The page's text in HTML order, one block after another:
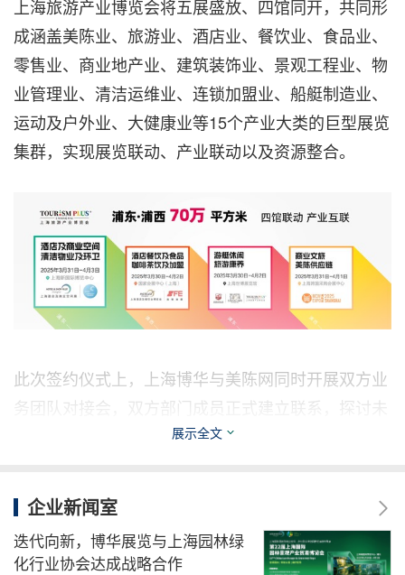
上海旅游产业博览会将五展盛放、四馆同开，共同形
成涵盖美陈业、旅游业、酒店业、餐饮业、食品业、
零售业、商业地产业、建筑装饰业、景观工程业、物
业管理业、清洁运维业、连锁加盟业、船艇制造业、
运动及户外业、大健康业等15个产业大类的巨型展览
集群，实现展览联动、产业联动以及资源整合。
此次签约仪式上，上海博华与美陈网同时开展双方业
务团队对接会，双方部门成员正式建立联系，探讨未
来工作细则与交流工作心得。美陈网CEO谢赉先生就
海燕女士则就年度项目合作计划展开了具体的介绍，
促进彼此的了解与工作计划开展。
展示全文
企业新闻室
迭代向新，博华展览与上海园林绿
化行业协会达成战略合作